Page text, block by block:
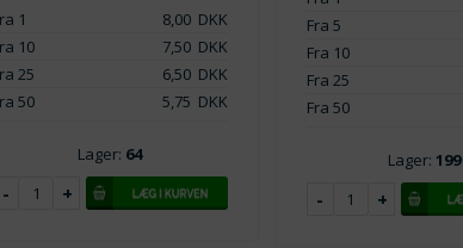
1
8,00 DKK
10
7,50 DKK
25
6,50 DKK
50
5,75 DKK
Lager: 64
Fra 5
Fra 10
Fra 25
Fra 50
Lager:199